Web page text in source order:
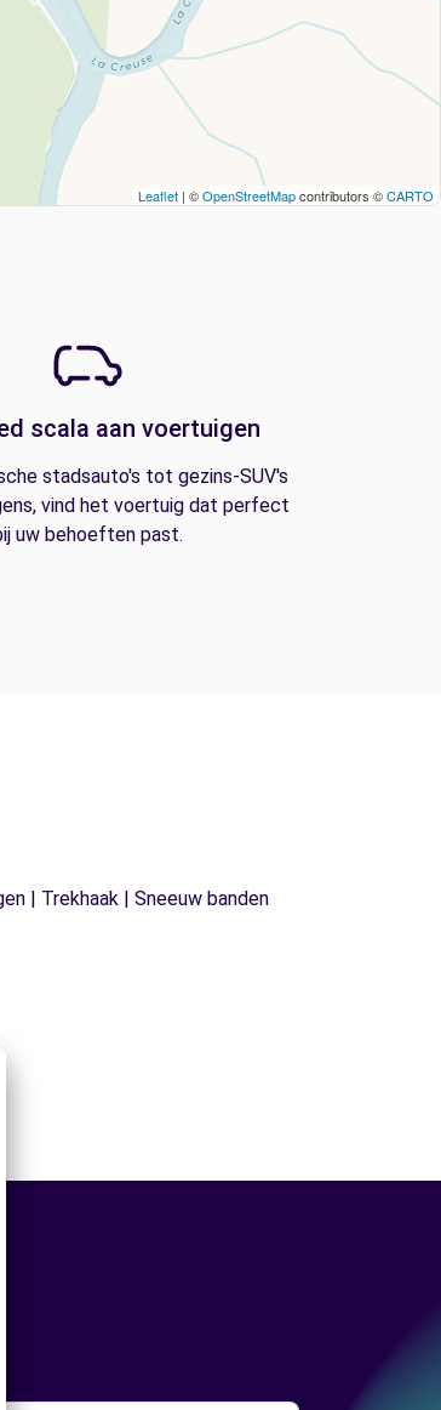
Leaflet | ©OpenStreetMapcontributors ©CARTO
scala aan voertuigen
stadsauto's tot gezins-SUV's
vind het voertuig dat perfect
uw behoeften past.
| Trekhaak | Sneeuw banden